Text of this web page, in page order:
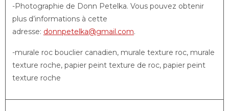
-Photographie de Donn Petelka. Vous pouvez obtenir
plus d’informations à cette
adresse: donnpetelka@gmail.com.
-murale roc bouclier canadien, murale texture roc, murale
texture roche, papier peint texture de roc, papier peint
texture roche